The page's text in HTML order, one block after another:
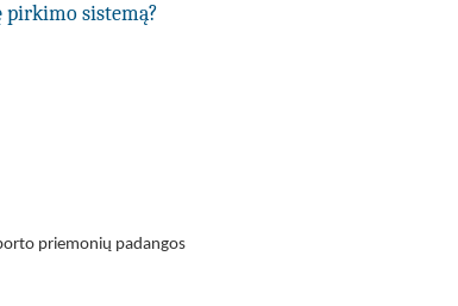
sistemą?
priemonių padangos